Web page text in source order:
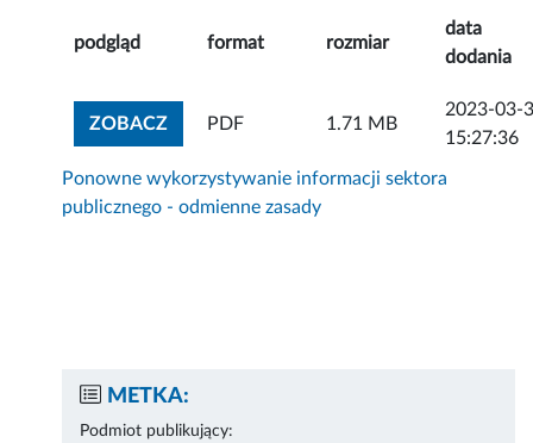
podgląd format rozmiar
data
dodania
ZOBACZZOBACZ ZAŁĄCZNIK
PDF 1.71 MB
2023-03-
15:27:36
Ponowne wykorzystywanie informacji sektora
publicznego - odmienne zasady
METKA:
Podmiot publikujący: